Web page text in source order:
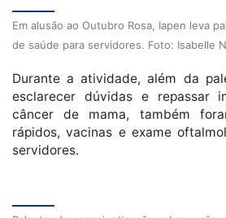
Em alusão ao Outubro Rosa, Iapen leva
de saúde para servidores. Foto: Isabelle
Durante a atividade, além da
esclarecer dúvidas e repassar
câncer de mama, também
rápidos, vacinas e exame
servidores.